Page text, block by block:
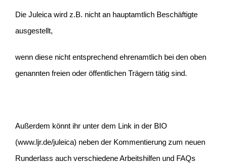
Die Juleica wird z.B. nicht an hauptamtlich Beschäftigte
ausgestellt,
wenn diese nicht entsprechend ehrenamtlich bei den oben
genannten freien oder öffentlichen Trägern tätig sind.
Außerdem könnt ihr unter dem Link in der BIO
(www.ljr.de/juleica) neben der Kommentierung zum neuen
Runderlass auch verschiedene Arbeitshilfen und FAQs